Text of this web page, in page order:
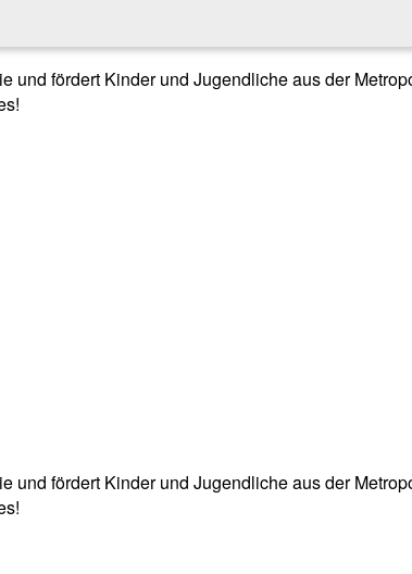
fördert Kinder und Jugendliche aus der
fördert Kinder und Jugendliche aus der